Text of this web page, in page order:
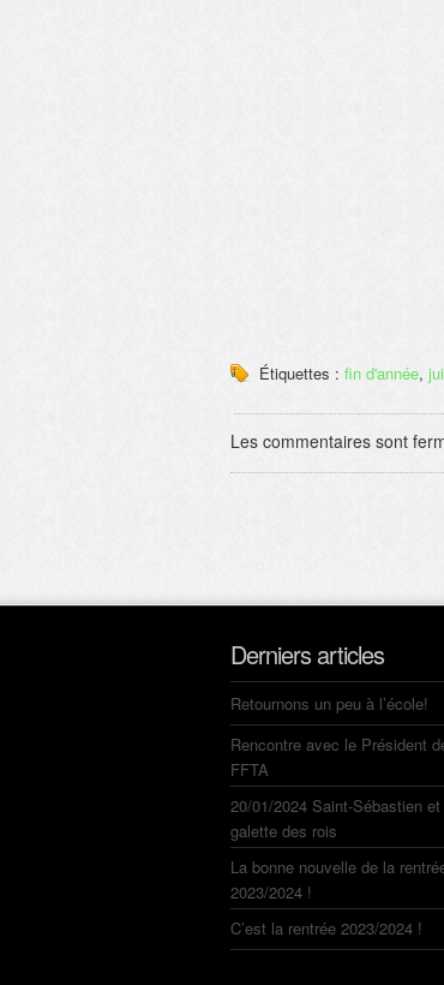
Étiquettes : fin d'année,
Les commentaires sont
Derniers articles
Retournons un peu à l’école!
Rencontre avec le Président
FFTA
20/01/2024 Saint-Sébastien et
galette des rois
La bonne nouvelle de la
2023/2024 !
C’est la rentrée 2023/2024 !